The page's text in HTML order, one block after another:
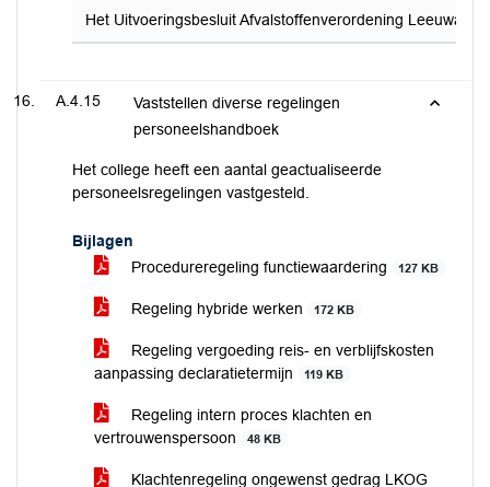
Het Uitvoeringsbesluit Afvalstoffenverordening
A.4.15
Vaststellen diverse regelingen
personeelshandboek
Het college heeft een aantal geactualiseerde
personeelsregelingen vastgesteld.
Bijlagen
Procedureregeling functiewaardering
127 KB
Regeling hybride werken 172 KB
Regeling vergoeding reis- en verblijfskosten
aanpassing declaratietermijn
119 KB
Regeling intern proces klachten en
vertrouwenspersoon
48 KB
Klachtenregeling ongewenst gedrag LKOG